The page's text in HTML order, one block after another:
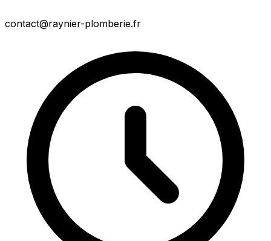
contact@raynier-plomberie.fr